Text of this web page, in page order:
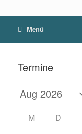
Menü
Termine
M D